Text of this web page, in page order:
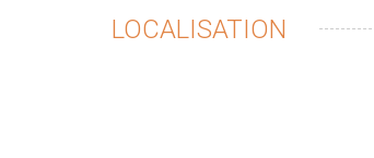
LOCALISATION